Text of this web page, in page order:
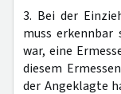
3. Bei der
muss erkennbar
war, eine
diesem
der Angeklagte